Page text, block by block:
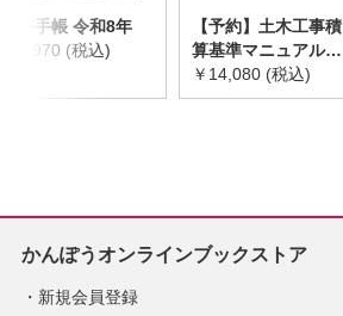
災害手帳 令和8年
￥2,970 (税込)
【予約】土木工事積
算基準マニュアル
令和8年度版
※2026年8月下旬発
￥14,080 (税込)
かんぽうオンラインブックストア
新規会員登録